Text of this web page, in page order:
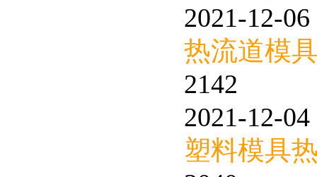
2021-12-
热流道模
2142
2021-12-
塑料模具